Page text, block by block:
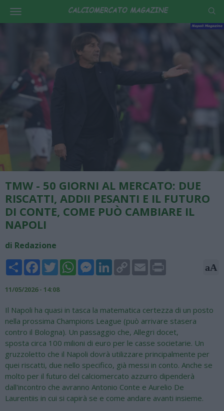
TMW - 50 GIORNI AL MERCATO: DUE
RISCATTI, ADDII PESANTI E IL FUTURO
DI CONTE, COME PUÒ CAMBIARE IL
NAPOLI
di Redazione
Share FacebookTwitterWhatsAppMessengerLinkedInCopy
Link
Email aA
11/05/2026 - 14:08
Il Napoli ha quasi in tasca la matematica certezza di un posto
nella prossima Champions League (può arrivare stasera
contro il Bologna). Un passaggio che, Allegri docet,
sposta circa 100 milioni di euro per le casse societarie. Un
gruzzoletto che il Napoli dovrà utilizzare principalmente per
quei riscatti, due nello specifico, già messi in conto. Anche se
molto per il futuro del calciomercato azzurro dipenderà
dall'incontro che avranno Antonio Conte e Aurelio De
Laurentiis in cui si capirà se e come andare avanti insieme.